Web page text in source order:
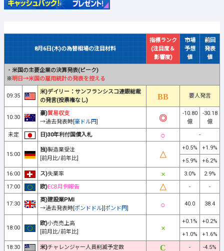
8月6日(木)の為替相場の注目材料
指標ランク
(注目度＆
影響度)
市場
予想
値
前回
発表
値
・ 米国の主要企業の決算発表(ピーク)
※明日→米国の雇用統計の発表を控える
09:35
米)デイリー：サンフランシスコ連銀総裁
の発言(投票権なし)
要人発言
10:30
豪)貿易収支
→過去発表時[豪ドル円]
-10.80
億
-30.18
億
未定
日)30年利付国債入札 -
15:00
独)製造業受注
[前月比/前年比]
+0.5%
+1.9%
+5.9%
+6.2%
16:00
ス)失業率 3.0%
2.9%
17:00
欧)ECB月例報告 - -
17:30
英)建設業PMI
→過去発表時[ポンドドル][ポンド円]
40.0 38.4
18:00
欧)小売売上高
[前月比/前年比]
+0.1%
+0.2%
+1.0%
+1.6%
18:30
米)チャレンジャー人員削減予定数 - -4.5%